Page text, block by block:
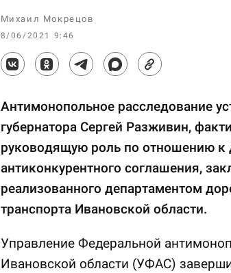
Михаил Мокрецов
8/06/2021 9:46
Антимонопольное расследование
губернатора Сергей Разживин,
руководящую роль по отношению к
антиконкурентного соглашения,
реализованного департаментом
транспорта Ивановской области.
Управление Федеральной
Ивановской области (УФАС)